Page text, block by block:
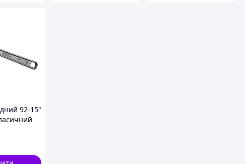
92-15"